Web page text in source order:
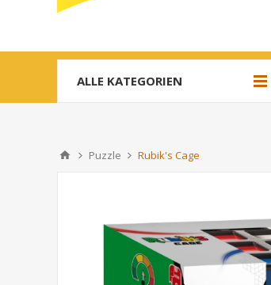
ALLE KATEGORIEN
Puzzle Rubik's Cage